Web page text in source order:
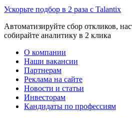
Ускорьте подбор в 2 раза с Talantix
Автоматизируйте сбор откликов,
собирайте аналитику в 2 клика
О компании
Наши вакансии
Партнерам
Реклама на сайте
Новости и статьи
Инвесторам
Кандидаты по профессиям